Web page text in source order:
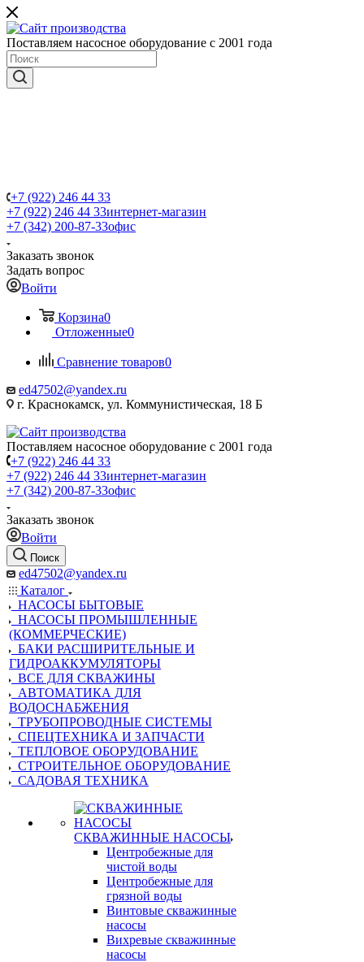
Поставляем насосное оборудование с 2001 года
+7 (922) 246 44 33
+7 (922) 246 44 33интернет-магазин
+7 (342) 200-87-33офис
Заказать звонок
Задать вопрос
Войти
Корзина0
Отложенные0
Сравнение товаров0
ed47502@yandex.ru
г. Краснокамск, ул. Коммунистическая, 18 Б
Поставляем насосное оборудование с 2001 года
+7 (922) 246 44 33
+7 (922) 246 44 33интернет-магазин
+7 (342) 200-87-33офис
Заказать звонок
Войти
Поиск
ed47502@yandex.ru
Каталог
НАСОСЫ БЫТОВЫЕ
НАСОСЫ ПРОМЫШЛЕННЫЕ
(КОММЕРЧЕСКИЕ)
БАКИ РАСШИРИТЕЛЬНЫЕ И
ГИДРОАККУМУЛЯТОРЫ
ВСЕ ДЛЯ СКВАЖИНЫ
АВТОМАТИКА ДЛЯ
ВОДОСНАБЖЕНИЯ
ТРУБОПРОВОДНЫЕ СИСТЕМЫ
СПЕЦТЕХНИКА И ЗАПЧАСТИ
ТЕПЛОВОЕ ОБОРУДОВАНИЕ
СТРОИТЕЛЬНОЕ ОБОРУДОВАНИЕ
САДОВАЯ ТЕХНИКА
СКВАЖИННЫЕ НАСОСЫ
Центробежные для
чистой воды
Центробежные для
грязной воды
Винтовые скважинные
насосы
Вихревые скважинные
насосы